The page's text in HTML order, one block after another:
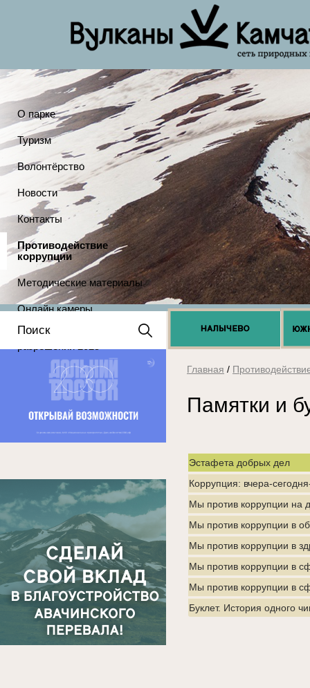
О парке
Туризм
Волонтёрство
Новости
Контакты
Противодействие
коррупции
Методические материалы
Онлайн камеры
Положение о выдаче
Главная /
Памятки и
Эстафета добрых дел
Коррупция: вчера-
Мы против коррупции на
Мы против коррупции в
Мы против коррупции в
Мы против коррупции в
Мы против коррупции в
Буклет. История одного